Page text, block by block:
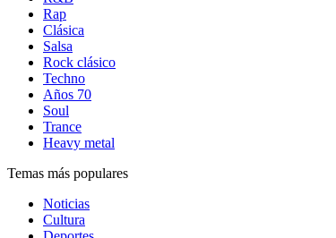
Rap
Clásica
Salsa
Rock clásico
Techno
Años 70
Soul
Trance
Heavy metal
Temas más populares
Noticias
Cultura